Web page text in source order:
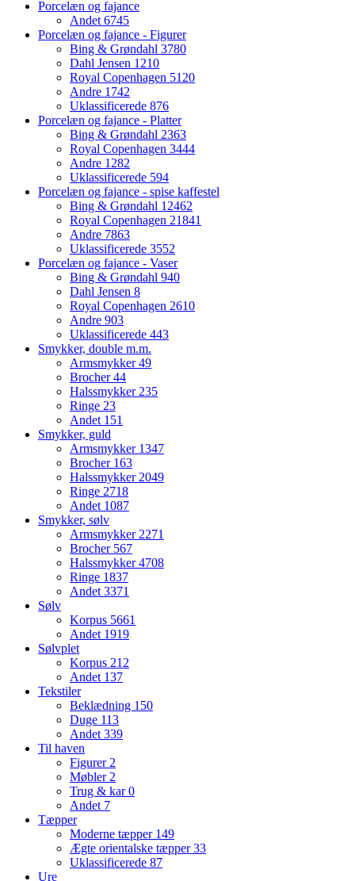
Porcelæn og fajance
Andet 6745
Porcelæn og fajance - Figurer
Bing & Grøndahl 3780
Dahl Jensen 1210
Royal Copenhagen 5120
Andre 1742
Uklassificerede 876
Porcelæn og fajance - Platter
Bing & Grøndahl 2363
Royal Copenhagen 3444
Andre 1282
Uklassificerede 594
Porcelæn og fajance - spise kaffestel
Bing & Grøndahl 12462
Royal Copenhagen 21841
Andre 7863
Uklassificerede 3552
Porcelæn og fajance - Vaser
Bing & Grøndahl 940
Dahl Jensen 8
Royal Copenhagen 2610
Andre 903
Uklassificerede 443
Smykker, double m.m.
Armsmykker49
Brocher44
Halssmykker 235
Ringe 23
Andet 151
Smykker, guld
Armsmykker 1347
Brocher 163
Halssmykker 2049
Ringe 2718
Andet 1087
Smykker, sølv
Armsmykker 2271
Brocher 567
Halssmykker4708
Ringe 1837
Andet 3371
Sølv
Korpus 5661
Andet 1919
Sølvplet
Korpus 212
Andet 137
Tekstiler
Beklædning 150
Duge 113
Andet 339
Til haven
Figurer 2
Møbler 2
Trug & kar0
Andet 7
Tæpper
Moderne tæpper 149
Ægte orientalske tæpper33
Uklassificerede 87
Ure